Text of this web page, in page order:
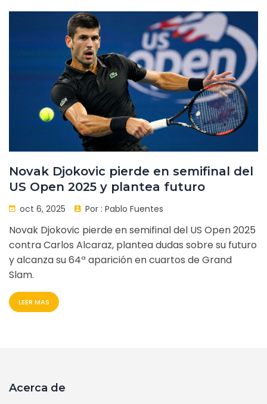
Novak Djokovic pierde en semifinal del
US Open 2025 y plantea futuro
oct 6, 2025 Por : Pablo Fuentes
Novak Djokovic pierde en semifinal del US Open 2025
contra Carlos Alcaraz, plantea dudas sobre su futuro
y alcanza su 64ª aparición en cuartos de Grand
Slam.
LEER MAS
Acerca de